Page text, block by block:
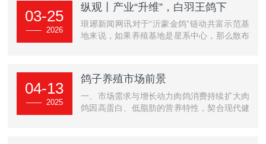
03-25
—— 2026
纵观丨产业“升维”，白羽王鸽下
出“金蛋蛋”
琅琊新闻网讯对于“沂蒙金鸽”链动共富示范基
地来说，如果养殖基地是星系中心，那么散布
04-13
—— 2025
鸽子养殖市场前景
一、市场需求与增长动力肉鸽消费持续扩大‌肉
鸽因高蛋白、低脂肪的营养特性，契合现代健